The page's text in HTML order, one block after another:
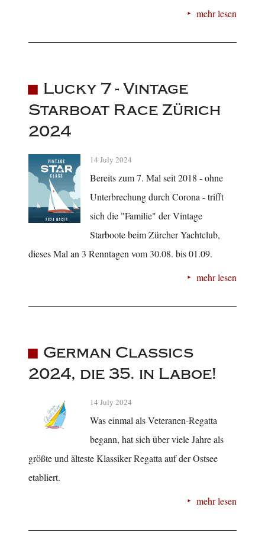
mehr lesen
Lucky 7 - Vintage
Starboat Race Zürich
2024
14 July 2024
Bereits zum 7. Mal seit 2018 - ohne
Unterbrechung durch Corona - trifft
sich die "Familie" der Vintage
Starboote beim Zürcher Yachtclub,
dieses Mal an 3 Renntagen vom 30.08. bis 01.09.
mehr lesen
German Classics
2024, die 35. in Laboe!
14 July 2024
Was einmal als Veteranen-Regatta
begann, hat sich über viele Jahre als
größte und älteste Klassiker Regatta auf der Ostsee
etabliert.
mehr lesen